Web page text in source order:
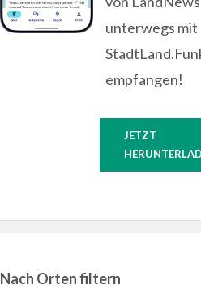
unterwegs mit
empfangen!
JETZT
Nach Orten filtern